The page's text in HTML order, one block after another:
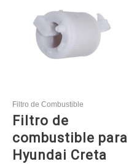
Filtro de Combustible
Filtro de
combustible para
Hyundai Creta